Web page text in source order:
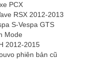
PCX
RSX 2012-2013
S-Vespa GTS
Mode
2012-2015
phiên bản cũ